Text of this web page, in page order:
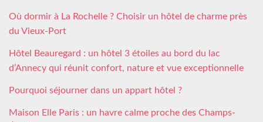
Où dormir à La Rochelle ? Choisir un hôtel de charme près
du Vieux-Port
Hôtel Beauregard : un hôtel 3 étoiles au bord du lac
d’Annecy qui réunit confort, nature et vue exceptionnelle
Pourquoi séjourner dans un appart hôtel ?
Maison Elle Paris : un havre calme proche des Champs-